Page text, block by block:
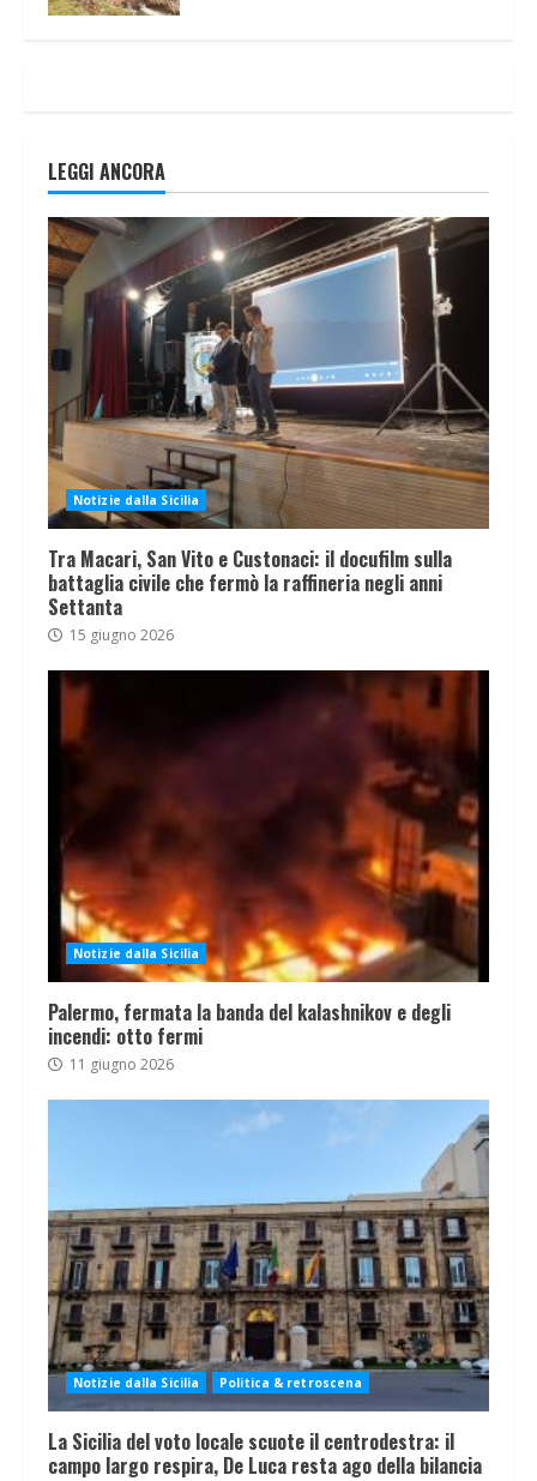
LEGGI ANCORA
Notizie dalla Sicilia
Tra Macari, San Vito e Custonaci: il docufilm sulla
battaglia civile che fermò la raffineria negli anni
Settanta
15 giugno 2026
Notizie dalla Sicilia
Palermo, fermata la banda del kalashnikov e degli
incendi: otto fermi
11 giugno 2026
Notizie dalla Sicilia Politica & retroscena
La Sicilia del voto locale scuote il centrodestra: il
campo largo respira, De Luca resta ago della bilancia